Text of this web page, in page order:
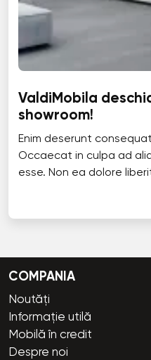
ValdiMobila
showroom!
Enim deserunt
Occaecat in culpa ad
esse. Non ea dolore
COMPANIA
Noutăți
Informație utilă
Mobilă în credit
Despre noi